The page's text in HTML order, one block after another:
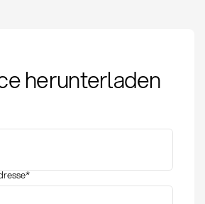
Quantity (EOQ):
Definition und
herunterladen
*